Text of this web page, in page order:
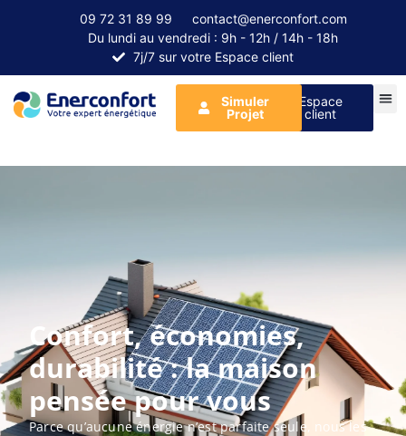
09 72 31 89 99
contact@enerconfort.com
Du lundi au vendredi : 9h - 12h / 14h - 18h
7j/7 sur votre Espace client
Espace
client
Simuler
Projet
Confort, économies,
durabilité : la maison
pensée pour vous
Parce qu’aucune énergie n’est parfaite seule, nous les